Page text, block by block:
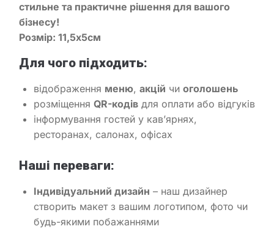
стильне та практичне рішення для вашого
бізнесу!
Розмір: 11,5х5см
Для чого підходить:
відображення меню, акцій чи оголошень
розміщення QR-кодів для оплати або відгуків
інформування гостей у кав’ярнях,
ресторанах, салонах, офісах
Наші переваги:
Індивідуальний дизайн – наш дизайнер
створить макет з вашим логотипом, фото чи
будь-якими побажаннями